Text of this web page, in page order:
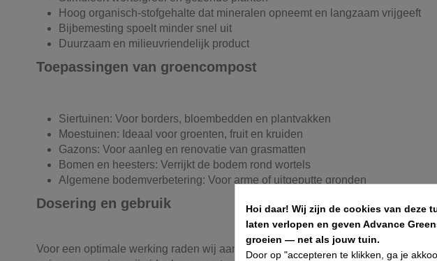
Hoog organisch-stofgehalte dat mineralen opneemt en langzaam vrijgeeft
Bijbemesting spoelt minder snel uit
Duurzaam en milieuvriendelijk product
Toepassingen van groencompost
Siertuinen: Voor borders, bloembedden en plantvakken
Moestuinen: Ideaal voor groenten, fruit en kruiden
Gazons: Voor aanleg en renovatie van grasmatten
Bomen en heesters: Verrijkt de bodem rond wortels
Algemene bodemverbetering: Voor arme of uitgeputte gronden
Dosering en gebruik
Voor een optimale werking raden wij aan om ongeveer 5 m³ groencompost per
Hoi daar! Wij zijn de cookies van deze
laten verlopen en geven Advance
groeien — net als jouw tuin.
Door op "accepteren te klikken, ga je